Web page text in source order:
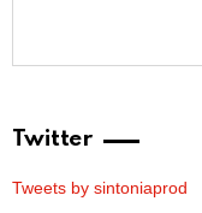
Twitter
Tweets by sintoniaprod